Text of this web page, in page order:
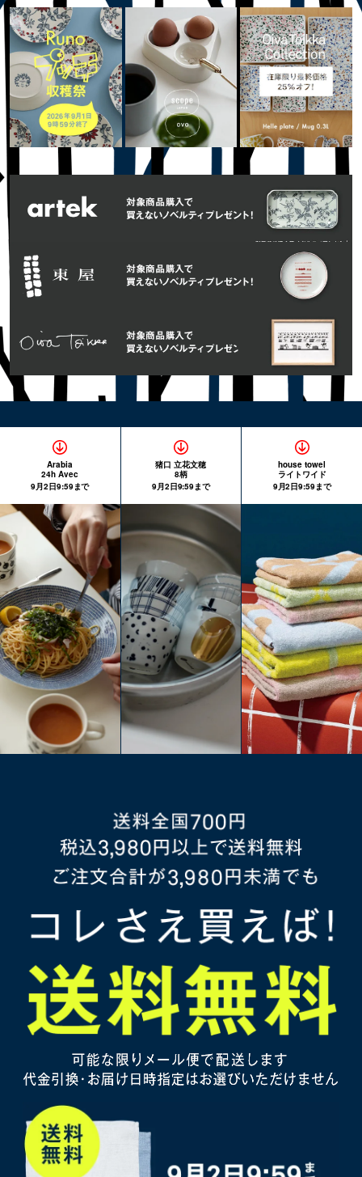
Arabia
24h Avec
9月2日9:59まで
猪口 立花文穂
8柄
9月2日9:59まで
house towel
ライトワイド
9月2日9:59まで